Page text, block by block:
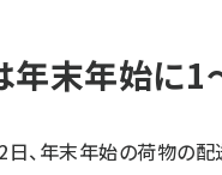
年末年始に
、年末年始の荷物の